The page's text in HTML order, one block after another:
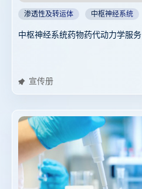
渗透性及转运体 中枢神经系统
中枢神经系统药物药代动力学服务
宣传册